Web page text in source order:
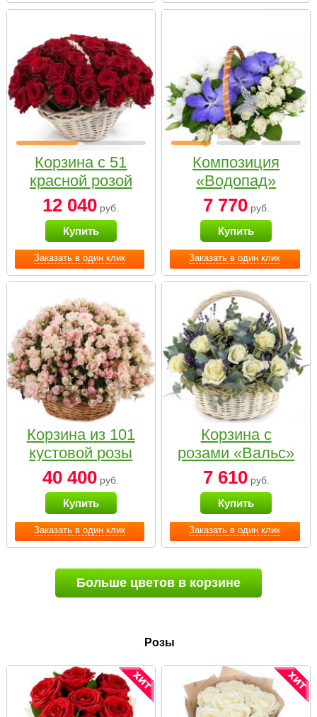
Заказать в один клик
Корзина с 51
красной розой
12 040 руб.
Купить
Заказать в один клик
Композиция
«Водопад»
7 770руб.
Купить
Заказать в один клик
Корзина из 101
кустовой розы
нежных тонов
40 400 руб.
Купить
Заказать в один клик
Корзина с
розами «Вальс»
7 610руб.
Купить
Больше цветов в корзине
Розы